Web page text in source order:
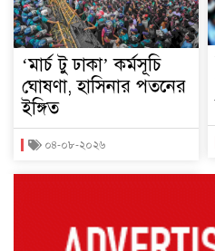
‘মার্চ টু ঢাকা’ কর্মসূচি
ঘোষণা, হাসিনার পতনের
ইঙ্গিত
০৪-০৮-২০২৬